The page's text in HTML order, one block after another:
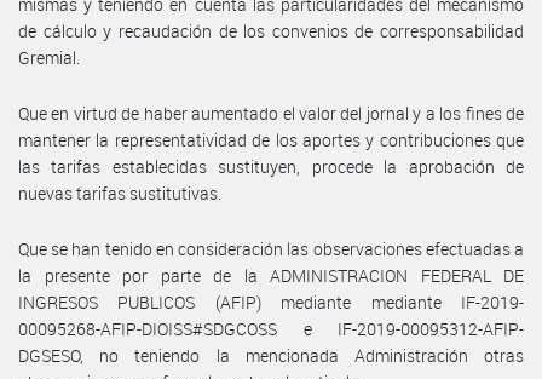
de cálculo y recaudación de los convenios de corresponsabilidad
Gremial.
Que en virtud de haber aumentado el valor del jornal y a los fines de
mantener la representatividad de los aportes y contribuciones que
las tarifas establecidas sustituyen, procede la aprobación de
nuevas tarifas sustitutivas.
Que se han tenido en consideración las observaciones efectuadas a
la presente por parte de la ADMINISTRACION FEDERAL DE
INGRESOS PUBLICOS (AFIP) mediante mediante IF-2019-
00095268-AFIP-DIOISS#SDGCOSS e IF-2019-00095312-AFIP-
DGSESO, no teniendo la mencionada Administración otras